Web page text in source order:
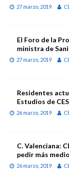
27 marzo, 2019
El Foro de la
ministra de
27 marzo, 2019
Residentes
Estudios de
26 marzo, 2019
C. Valenciana:
pedir más
26 marzo, 2019